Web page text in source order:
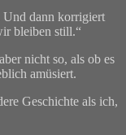
Und dann korrigiert
bleiben still.“
nicht so, als ob es
amüsiert.
Geschichte als ich,